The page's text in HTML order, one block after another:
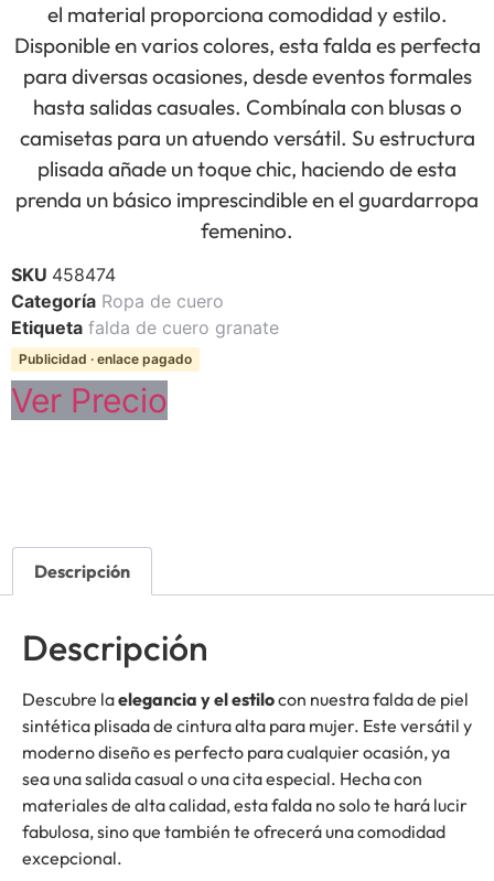
el material proporciona comodidad y estilo.
Disponible en varios colores, esta falda es perfecta
para diversas ocasiones, desde eventos formales
hasta salidas casuales. Combínala con blusas o
camisetas para un atuendo versátil. Su estructura
plisada añade un toque chic, haciendo de esta
prenda un básico imprescindible en el guardarropa
femenino.
SKU 458474
Categoría Ropa de cuero
Etiqueta falda de cuero granate
Publicidad · enlace pagado
Ver Precio
Descripción
Descripción
Descubre laelegancia y el estilocon nuestra falda de piel
sintética plisada de cintura alta para mujer. Este versátil y
moderno diseño es perfecto para cualquier ocasión, ya
sea una salida casual o una cita especial. Hecha con
materiales de alta calidad, esta falda no solo te hará lucir
fabulosa, sino que también te ofrecerá una comodidad
excepcional.